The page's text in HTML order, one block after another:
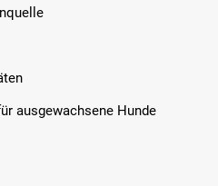
ausgewachsene Hunde